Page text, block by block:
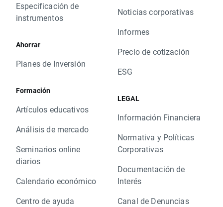
Especificación de
instrumentos
Ahorrar
Planes de Inversión
Formación
Artículos educativos
Análisis de mercado
Seminarios online
diarios
Calendario económico
Centro de ayuda
Noticias corporativas
Informes
Precio de cotización
ESG
LEGAL
Información Financiera
Normativa y Políticas
Corporativas
Documentación de
Interés
Canal de Denuncias